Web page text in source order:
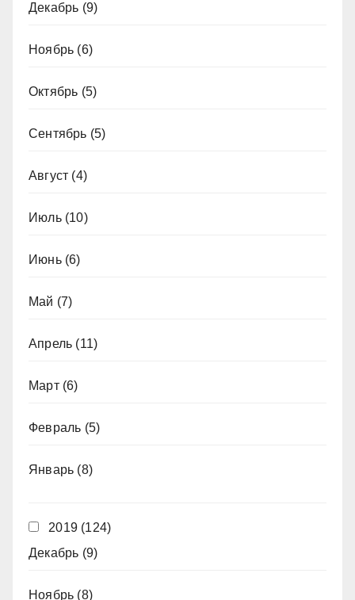
Декабрь (9)
Ноябрь (6)
Октябрь (5)
Сентябрь (5)
Август (4)
Июль(10)
Июнь(6)
Май (7)
Апрель (11)
Март(6)
Февраль (5)
Январь (8)
2019 (124)
Декабрь (9)
Ноябрь (8)